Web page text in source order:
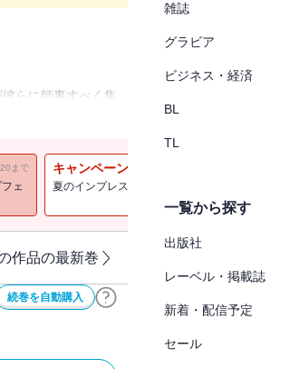
らに師事すべく集
らは軍勢をともな
師たち。
術師たちの、熱い
まで
ェ
キャンペーン実施中
夏のインプレスグループフェア対象作品30％OFF
作品の最新巻
続巻を自動購入
雑誌
グラビア
ビジネス・経済
BL
TL
一覧から探す
出版社
レーベル・掲載誌
新着・配信予定
セール